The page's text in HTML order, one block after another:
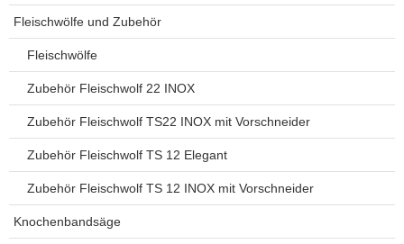
Fleischwölfe und Zubehör
Fleischwölfe
Zubehör Fleischwolf 22 INOX
Zubehör Fleischwolf TS22 INOX mit Vorschneider
Zubehör Fleischwolf TS 12 Elegant
Zubehör Fleischwolf TS 12 INOX mit Vorschneider
Knochenbandsäge